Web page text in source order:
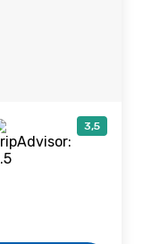
3,5